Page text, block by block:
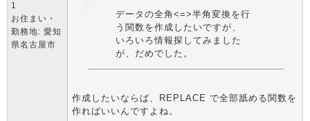
1
お住まい・
勤務地: 愛知
県名古屋市
データの全角<=>半角変換を行
う関数を作成したいですが、
いろいろ情報探してみました
が、だめでした。
作成したいならば、REPLACE で全部舐める関数を
作ればいいんですよね。